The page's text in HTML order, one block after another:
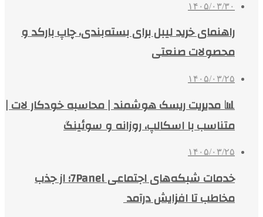
۱۴۰۵/۰۳/۳۰
راهنمای خرید لیبل برای بسته‌بندی، چاپ بارکد و
محصولات صنعتی
۱۴۰۵/۰۳/۲۵
📊 مدیریت ریسک هوشمند | محاسبه خودکار لات |
متناسب با اسکالپ، روزانه و سوئینگ
۱۴۰۵/۰۳/۲۵
خدمات شبکه‌های اجتماعی 7Panel؛ از جذب
مخاطب تا افزایش درآمد